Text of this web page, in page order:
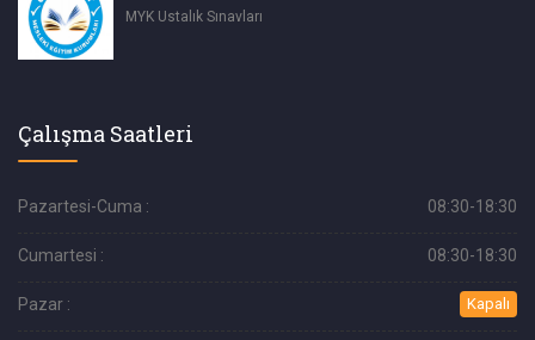
MYK Ustalık Sınavları
Çalışma Saatleri
Pazartesi-Cuma : 08:30-18:30
Cumartesi : 08:30-18:30
Pazar : Kapalı